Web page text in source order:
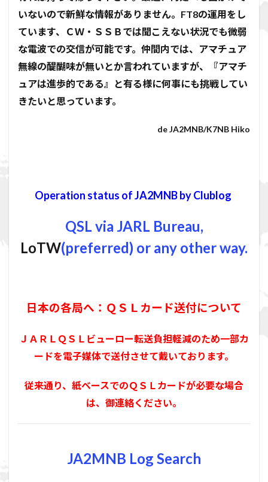
いないので新鮮な情報がありません。FT8の運用をし
ています、ＣＷ・ＳＳＢでは聞こえない状況でも微弱
な電波での交信が可能です。仲間内では、アマチュア
無線の醍醐味が無いとか言われていますが、『アマチ
ュアは進歩的である』と有る様に何事にも挑戦してい
きたいと思っています。
de JA2MNB/K7NB Hiko
Operation status of JA2MNB by Clublog
QSL via JARL Bureau,
LoTW(preferred) or any other way.
日本の各局へ：ＱＳＬカード送付について
ＪＡＲＬＱＳＬビューロー転送負担軽減のため一部カ
ードを電子媒体で送付させて戴いております。
従来通り、紙ベースでのＱＳＬカードが必要な場合
は、御連絡ください。
JA2MNB Log Search